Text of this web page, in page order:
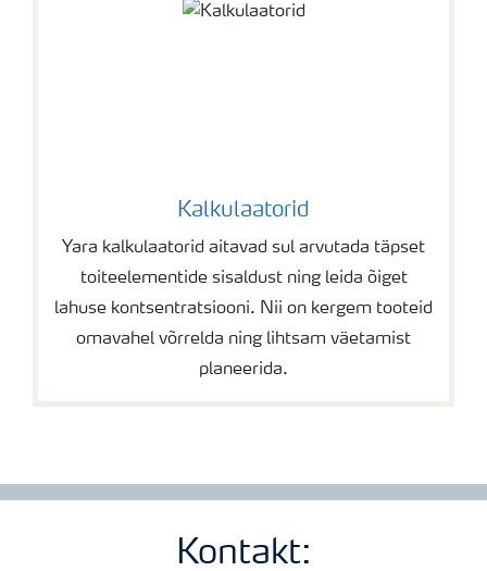
Kalkulaatorid
Yara kalkulaatorid aitavad sul arvutada täpset
toiteelementide sisaldust ning leida õiget
lahuse kontsentratsiooni. Nii on kergem tooteid
omavahel võrrelda ning lihtsam väetamist
planeerida.
Kontakt: